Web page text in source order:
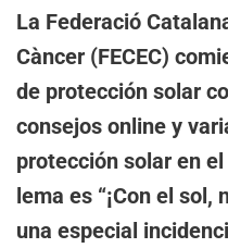
La Federació
Càncer (FECEC)
de protección solar
consejos online y
protección solar en
lema es “¡Con el sol,
una especial